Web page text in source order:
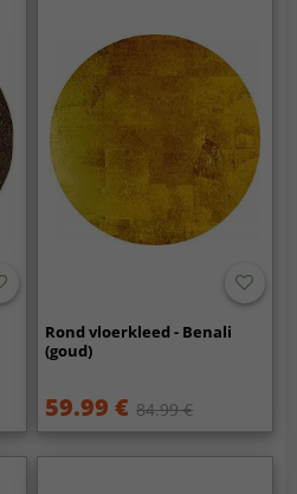
Rond vloerkleed - Benali
(goud)
59.99 € 84.99 €